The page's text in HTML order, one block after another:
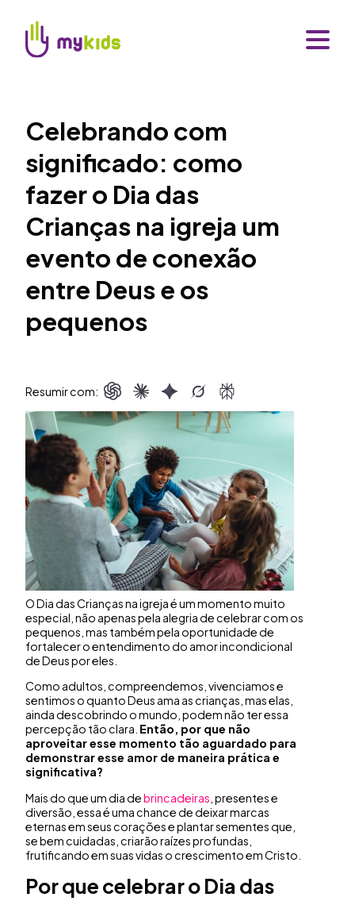
Celebrando com
significado: como
fazer o Dia das
Crianças na igreja um
evento de conexão
entre Deus e os
pequenos
Resumir com:
O Dia das Crianças na igreja é um momento muito
especial, não apenas pela alegria de celebrar com os
pequenos, mas também pela oportunidade de
fortalecer o entendimento do amor incondicional
de Deus por eles.
Como adultos, compreendemos, vivenciamos e
sentimos o quanto Deus ama as crianças, mas elas,
ainda descobrindo o mundo, podem não ter essa
percepção tão clara. Então, por que não
aproveitar esse momento tão aguardado para
demonstrar esse amor de maneira prática e
significativa?
Mais do que um dia debrincadeiras , presentes e
diversão, essa é uma chance de deixar marcas
eternas em seus corações e plantar sementes que,
se bem cuidadas, criarão raízes profundas,
frutificando em suas vidas o crescimento em Cristo.
Por que celebrar o Dia das